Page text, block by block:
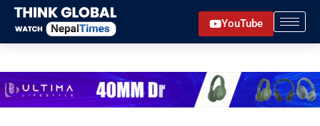
Skip
content
YouTube